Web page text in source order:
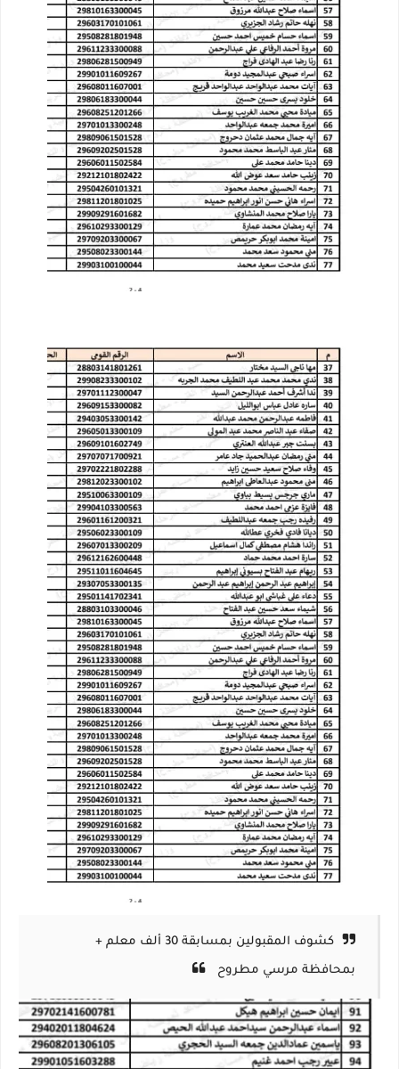
كشوف المقبولين بمسابقة 30 ألف معلم +
بمحافظة مرسي مطروح